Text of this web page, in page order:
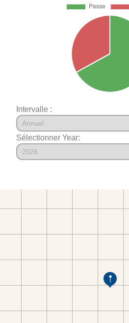
Intervalle :
Sélectionner Year: